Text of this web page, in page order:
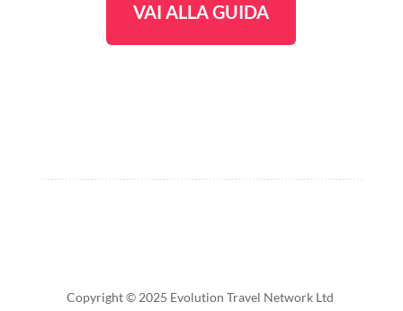
VAI ALLA GUIDA
Copyright © 2025 Evolution Travel Network Ltd